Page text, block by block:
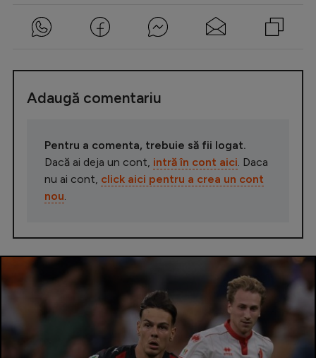
Adaugă comentariu
Pentru a comenta, trebuie să fii logat.
Dacă ai deja un cont, intră în cont aici. Daca
nu ai cont, click aici pentru a crea un cont
nou.